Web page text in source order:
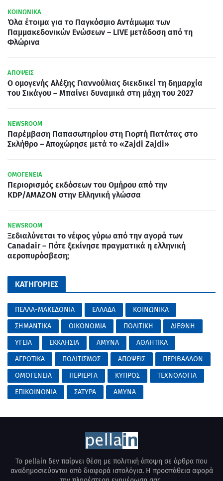
ΚΟΙΝΩΝΙΚΑ
Όλα έτοιμα για το Παγκόσμιο Αντάμωμα των
Παμμακεδονικών Ενώσεων – LIVE μετάδοση από τη
Φλώρινα
ΑΠΟΨΕΙΣ
Ο ομογενής Αλέξης Γιαννούλιας διεκδικεί τη δημαρχία
του Σικάγου – Μπαίνει δυναμικά στη μάχη του 2027
NEWSROOM
Παρέμβαση Παπασωτηρίου στη Γιορτή Πατάτας στο
Σκλήθρο – Αποχώρησε μετά το «Zajdi Zajdi»
ΟΜΟΓΕΝΕΙΑ
Περιορισμός εκδόσεων του Ομήρου από την
KDP/AMAZON στην Ελληνική γλώσσα
NEWSROOM
Ξεδιαλύνεται το νέφος γύρω από την αγορά των
Canadair – Πότε ξεκίνησε πραγματικά η ελληνική
αεροπυρόσβεση;
ΚΑΤΗΓΟΡΙΕΣ
ΠΕΛΛΑ-ΜΑΚΕΔΟΝΙΑ ΕΛΛΑΔΑ
ΚΟΙΝΩΝΙΚΑ
ΣΗΜΑΝΤΙΚΑ
ΟΙΚΟΝΟΜΙΑ ΠΟΛΙΤΙΚΗ
ΔΙΕΘΝΗ
ΥΓΕΙΑ
ΕΚΚΛΗΣΙΑ ΑΜΥΝΑ
ΑΘΛΗΤΙΚΑ
ΑΓΡΟΤΙΚΑ
ΠΟΛΙΤΙΣΜΟΣ ΑΠΟΨΕΙΣ
ΠΕΡΙΒΑΛΛΟΝ
ΟΜΟΓΕΝΕΙΑ
ΠΕΡΙΕΡΓΑ ΚΥΠΡΟΣ
ΤΕΧΝΟΛΟΓΙΑ
ΕΠΙΚΟΙΝΩΝΙΑ
ΣΑΤΥΡΑ AMYNA
Το pellain δεν παίρνει θέση με πολιτική άποψη σε άρθρα που
αναδημοσιεύονται από διαφορά ιστολόγια. Η προσπάθεια αφορά